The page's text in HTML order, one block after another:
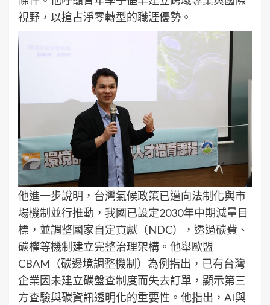
視野，以搶占淨零轉型的職涯優勢。
他進一步說明，台灣氣候政策已邁向法制化與市
場機制並行推動，我國已設定2030年中期減量目
標，並調整國家自定貢獻（NDC），透過碳費、
碳權等機制建立完整治理架構。他舉歐盟
CBAM（碳邊境調整機制）為例指出，已有台灣
企業因未建立碳盤查制度而失去訂單，顯示第三
方查驗與碳資訊透明化的重要性。他指出，AI與